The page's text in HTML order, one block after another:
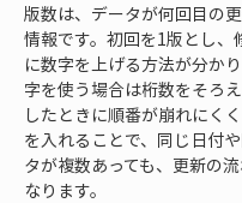
版数は、データが何回目の
情報です。初回を1版とし、
に数字を上げる方法が分か
字を使う場合は桁数をそろ
したときに順番が崩れにく
を入れることで、同じ日付
タが複数あっても、更新の
なります。